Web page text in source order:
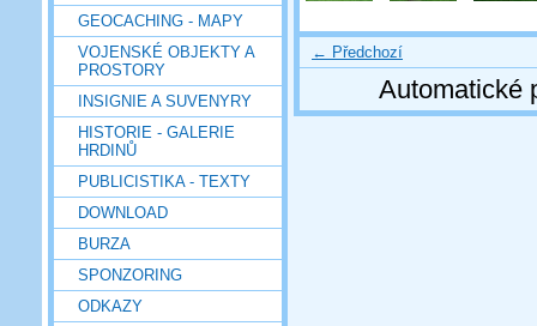
GEOCACHING - MAPY
VOJENSKÉ OBJEKTY A
PROSTORY
INSIGNIE A SUVENYRY
HISTORIE - GALERIE
HRDINŮ
PUBLICISTIKA - TEXTY
DOWNLOAD
BURZA
SPONZORING
ODKAZY
← Předchozí
Automatické